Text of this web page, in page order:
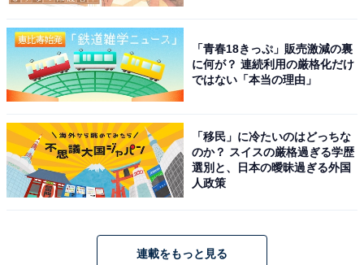
接触性皮膚炎の原因とは？
を例に挙げる。
植物（ウルシなど）
食べ物（しょう油・山芋など）
日用品（洗剤・化粧品など）
外用薬（湿布・軟膏など）
「青春18きっぷ」販売激減の裏
に何が？ 連続利用の厳格化だけ
ではない「本当の理由」
「移民」に冷たいのはどっちな
のか？ スイスの厳格過ぎる学歴
選別と、日本の曖昧過ぎる外国
人政策
連載をもっと見る